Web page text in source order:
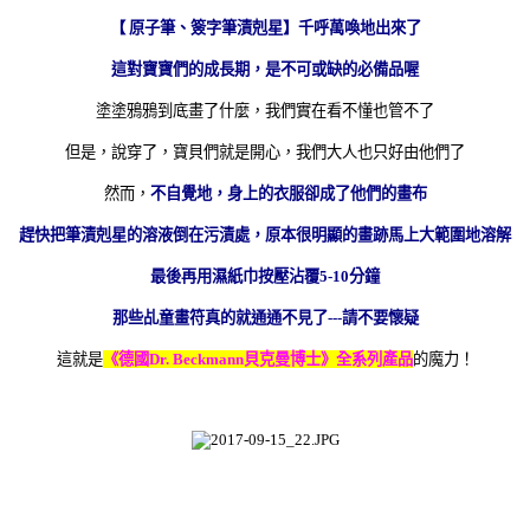
【 原子筆、簽字筆漬剋星】千呼萬喚地出來了
這對寶寶們的成長期，是不可或缺的必備品喔
塗塗鴉鴉到底畫了什麼，我們實在看不懂也管不了
但是，說穿了，寶貝們就是開心，我們大人也只好由他們了
然而， 不自覺地，身上的衣服卻成了他們的畫布
趕快把筆漬剋星的溶液倒在污漬處，原本很明顯的畫跡馬上大範圍地溶解
最後再用濕紙巾按壓沾覆5-10分鐘
那些乩童畫符真的就通通不見了---請不要懷疑
這就是《德國Dr. Beckmann貝克曼博士》 全系列產品的魔力！